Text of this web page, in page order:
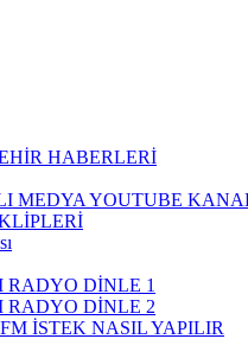
HABERLERİ
MEDYA YOUTUBE
DİNLE 1
DİNLE 2
İSTEK NASIL YAPILIR